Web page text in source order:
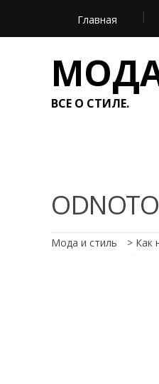
Главная
ВСЕ О СТИЛЕ.
Мода и стиль > Как